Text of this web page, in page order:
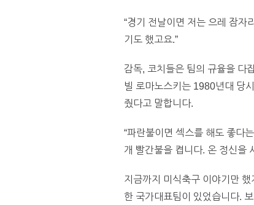
“경기 전날이면 저는 으레 잠자
기도 했고요.”
감독, 코치들은 팀의 규율을 다
빌 로마노스키는 1980년대 당
줬다고 말합니다.
“파란불이면 섹스를 해도 좋다
개 빨간불을 켭니다. 온 정신을
지금까지 미식축구 이야기만
한 국가대표팀이 있었습니다.